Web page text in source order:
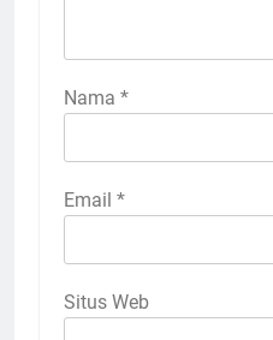
Nama *
Email *
Situs Web